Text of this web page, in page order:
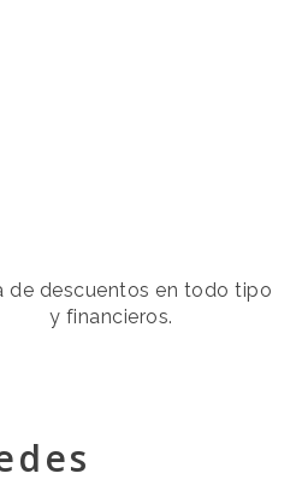
de descuentos en todo tipo
y financieros.